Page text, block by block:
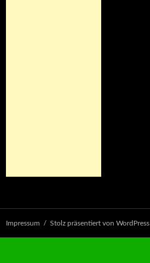
Impressum Stolz präsentiert von WordPress